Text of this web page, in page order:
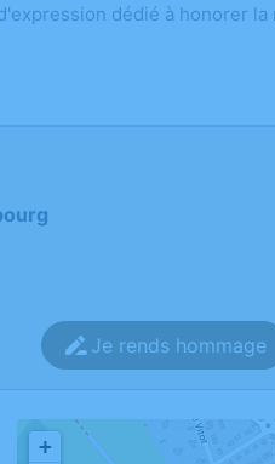
dédié à honorer la
Je rends hommage
+